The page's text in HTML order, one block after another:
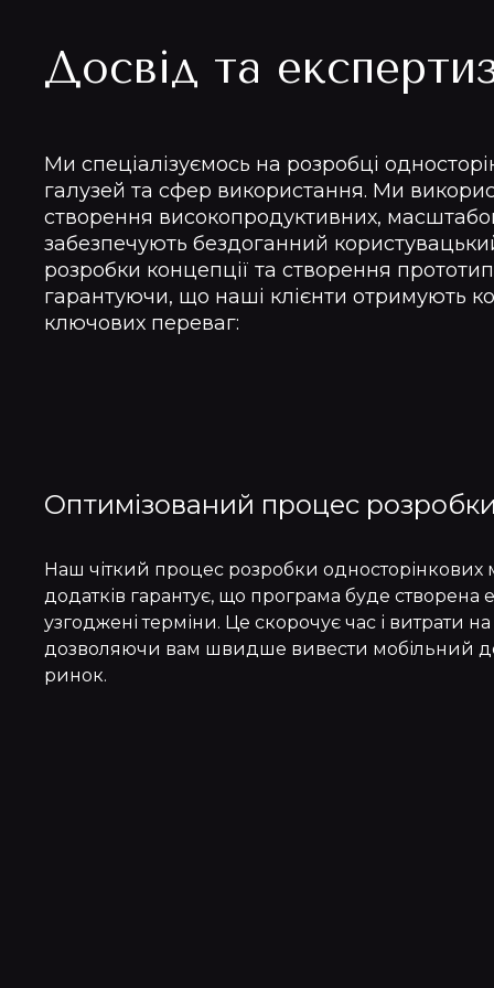
Досвід та
Ми спеціалізуємось на розробці
галузей та сфер використання. Ми
створення високопродуктивних,
забезпечують бездоганний
розробки концепції та створення
гарантуючи, що наші клієнти отримують
ключових переваг:
Оптимізований процес
Наш чіткий процес розробки односторінкових
додатків гарантує, що програма буде створена
узгоджені терміни. Це скорочує час і витрати
дозволяючи вам швидше вивести мобільний
ринок.